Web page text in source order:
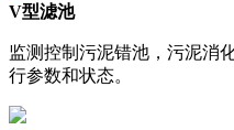
V型滤池
监测控制污泥错池，污泥消
行参数和状态。